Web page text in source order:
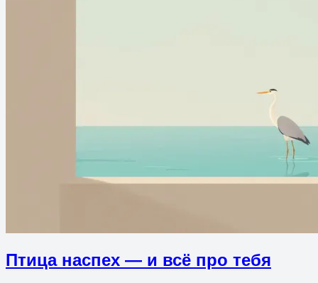
Птица наспех — и всё про тебя